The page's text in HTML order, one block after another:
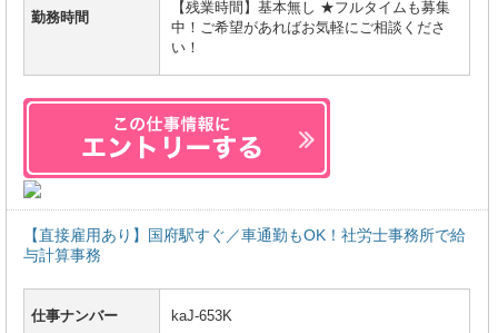
勤務時間
【残業時間】基本無し ★フルタイムも募集
中！ご希望があればお気軽にご相談くださ
い！
【直接雇用あり】国府駅すぐ／車通勤もOK！社労士事務所で給
与計算事務
仕事ナンバー kaJ-653K